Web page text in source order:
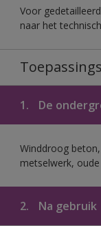
Voor
naar het
1. De
Winddroog
metselwerk,
2. Na gebruik